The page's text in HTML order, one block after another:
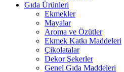
Gıda Ürünleri
Ekmekler
Mayalar
Aroma ve Özütler
Ekmek Katkı Maddeleri
Çikolatalar
Dekor Şekerler
Genel Gıda Maddeleri